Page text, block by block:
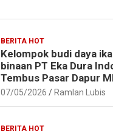
BERITA HOT
Kelompok budi daya
binaan PT Eka Dura
Tembus Pasar Dapur
07/05/2026 Ramlan Lubis
BERITA HOT